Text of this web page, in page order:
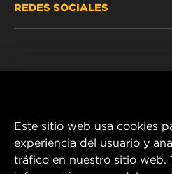
REDES SOCIALES
Este sitio web usa cookies
experiencia del usuario y
tráfico en nuestro sitio web.